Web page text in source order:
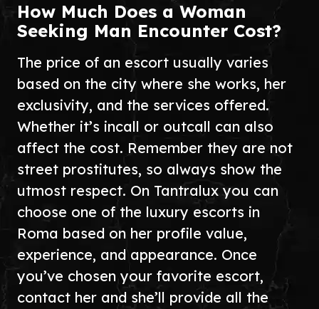
How Much Does a Woman
Seeking Man Encounter Cost?
The price of an escort usually varies
based on the city where she works, her
exclusivity, and the services offered.
Whether it’s incall or outcall can also
affect the cost. Remember they are not
street prostitutes, so always show the
utmost respect. On Tantralux you can
choose one of the luxury escorts in
Roma based on her profile value,
experience, and appearance. Once
you’ve chosen your favorite escort,
contact her and she’ll provide all the